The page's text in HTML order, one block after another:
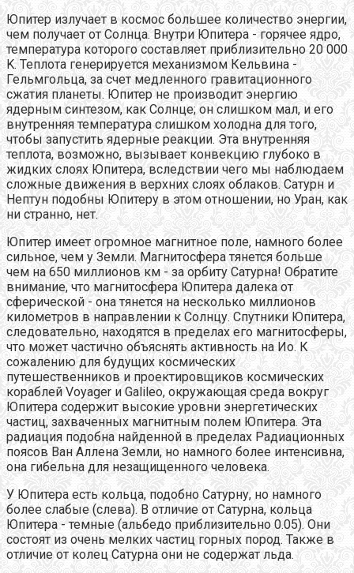
Юпитер излучает в космос большее количество энергии,
чем получает от Солнца. Внутри Юпитера - горячее ядро,
температура которого составляет приблизительно 20 000
K. Теплота генерируется механизмом Кельвина -
Гельмгольца, за счет медленного гравитационного
сжатия планеты. Юпитер не производит энергию
ядерным синтезом, как Солнце; он слишком мал, и его
внутренняя температура слишком холодна для того,
чтобы запустить ядерные реакции. Эта внутренняя
теплота, возможно, вызывает конвекцию глубоко в
жидких слоях Юпитера, вследствии чего мы наблюдаем
сложные движения в верхних слоях облаков. Сатурн и
Нептун подобны Юпитеру в этом отношении, но Уран, как
ни странно, нет.
Юпитер имеет огромное магнитное поле, намного более
сильное, чем у Земли. Магнитосфера тянется больше
чем на 650 миллионов км - за орбиту Сатурна! Обратите
внимание, что магнитосфера Юпитера далека от
сферической - она тянется на несколько миллионов
километров в направлении к Солнцу. Спутники Юпитера,
следовательно, находятся в пределах его магнитосферы,
что может частично объяснять активность на Ио. К
сожалению для будущих космических
путешественников и проектировщиков космических
кораблей Voyager и Galileo, окружающая среда вокруг
Юпитера содержит высокие уровни энергетических
частиц, захваченных магнитным полем Юпитера. Эта
радиация подобна найденной в пределах Радиационных
поясов Ван Аллена Земли, но намного более интенсивна,
она гибельна для незащищенного человека.
У Юпитера есть кольца, подобно Сатурну, но намного
более слабые (слева). В отличие от Сатурна, кольца
Юпитера - темные (альбедо приблизительно 0.05). Они
состоят из очень мелких частиц горных пород. Также в
отличие от колец Сатурна они не содержат льда.